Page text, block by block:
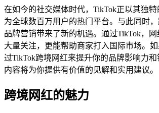
在如今的社交媒体时代，TikTok正以其独
为全球数百万用户的热门平台。与此同时
品牌营销带来了新的机遇。通过TikTok，网
大量关注，更能帮助商家打入国际市场。
过TikTok跨境网红来提升你的品牌影响力
内容将为你提供有价值的见解和实用建议。
跨境网红的魅力